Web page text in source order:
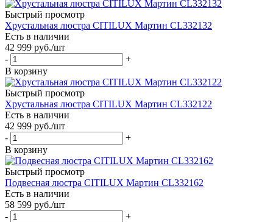
Быстрый просмотр
Хрустальная люстра CITILUX Мартин CL332132
Есть в наличии
42 999 руб./шт
-
+
В корзину
Быстрый просмотр
Хрустальная люстра CITILUX Мартин CL332122
Есть в наличии
42 999 руб./шт
-
+
В корзину
Быстрый просмотр
Подвесная люстра CITILUX Мартин CL332162
Есть в наличии
58 599 руб./шт
-
+